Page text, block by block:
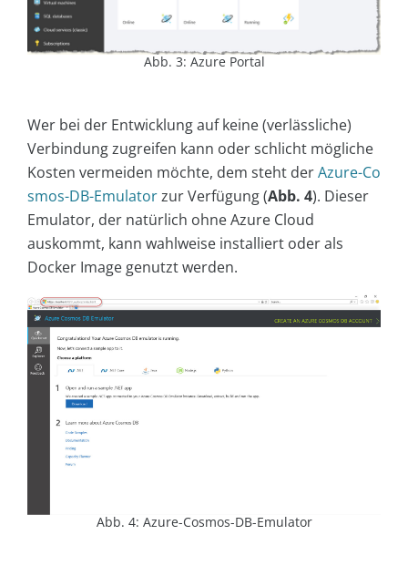
Abb. 3: Azure Portal
Wer bei der Entwicklung auf keine (verlässliche)
Verbindung zugreifen kann oder schlicht mögliche
Kosten vermeiden möchte, dem steht derAzure-Co
smos-DB-Emulatorzur Verfügung (Abb. 4). Dieser
Emulator, der natürlich ohne Azure Cloud
auskommt, kann wahlweise installiert oder als
Docker Image genutzt werden.
Abb. 4: Azure-Cosmos-DB-Emulator